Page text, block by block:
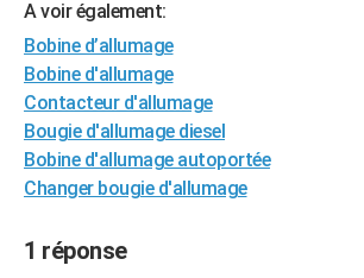
Alimentation
Guide de la santé
Maladies
Médicaments
Sommeil
Destinations
City break
Voyage nature
Voyage de noces
Forum
Climat
+PHOTO
GUIDES D'ACHAT
BONS PLANS
Carte de Noël
Carte Bonne année
Carte Saint-Valentin
Carte Pâques
Carte d'anniversaire
DICTIONNAIRE
A voir également:
Bobine d’allumage
Bobine d'allumage
Contacteur d'allumage
Bougie d'allumage diesel
Bobine d'allumage autoportée
Changer bougie d'allumage
1 réponse